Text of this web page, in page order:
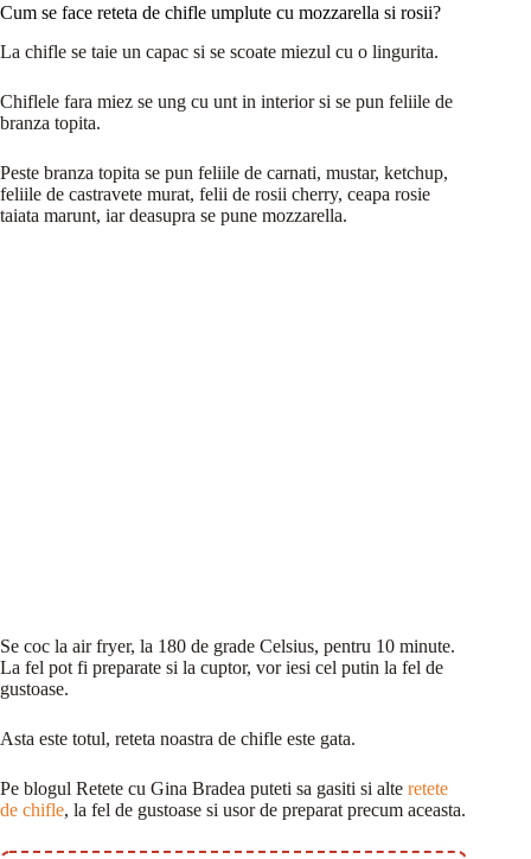
Cum se face reteta de chifle umplute cu mozzarella si rosii?
La chifle se taie un capac si se scoate miezul cu o lingurita.
Chiflele fara miez se ung cu unt in interior si se pun feliile de
branza topita.
Peste branza topita se pun feliile de carnati, mustar, ketchup,
feliile de castravete murat, felii de rosii cherry, ceapa rosie
taiata marunt, iar deasupra se pune mozzarella.
Se coc la air fryer, la 180 de grade Celsius, pentru 10 minute.
La fel pot fi preparate si la cuptor, vor iesi cel putin la fel de
gustoase.
Asta este totul, reteta noastra de chifle este gata.
Pe blogul Retete cu Gina Bradea puteti sa gasiti si alte retete
de chifle, la fel de gustoase si usor de preparat precum aceasta.